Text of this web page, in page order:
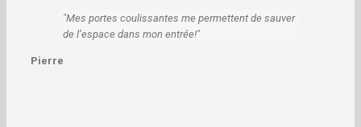
Mes portes coulissantes me permettent de sauver
de l’espace dans mon entrée!
Pierre